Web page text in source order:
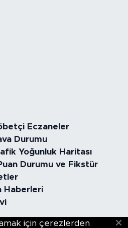
Eczaneler
Durumu
Yoğunluk Haritası
Durumu ve Fikstür
Haberleri
için çerezlerden